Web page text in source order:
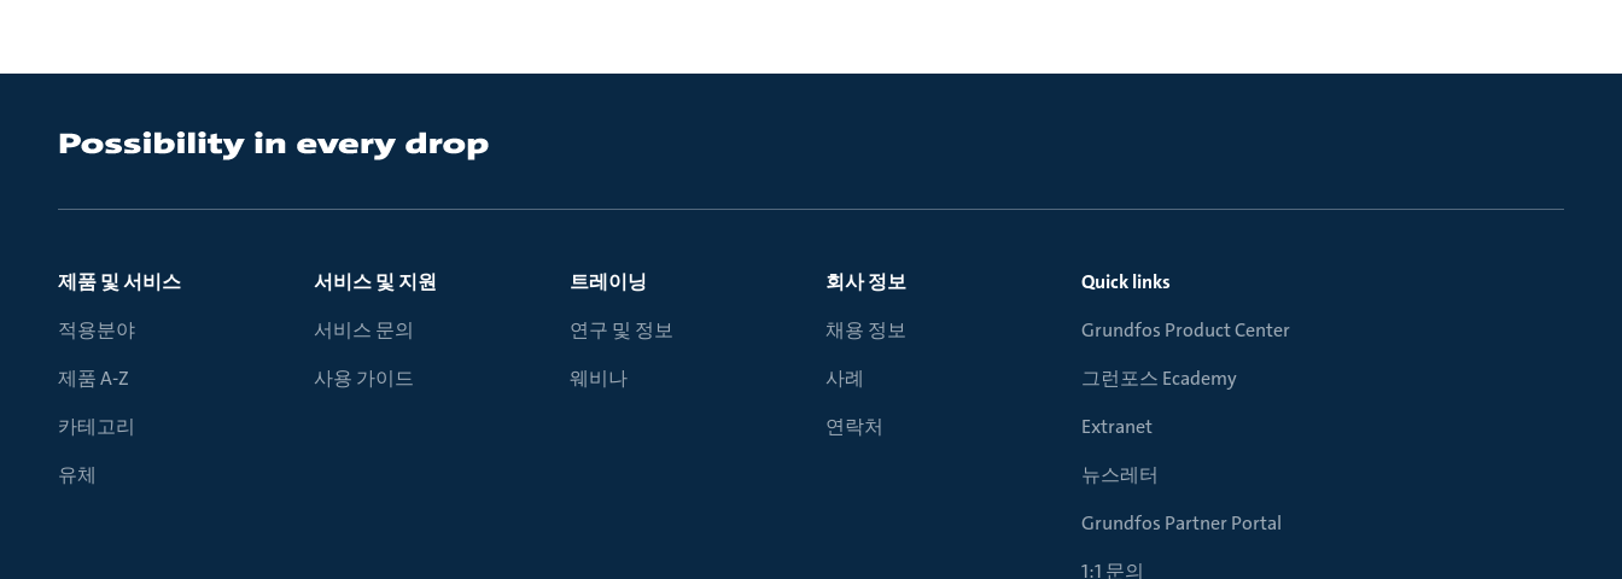
제품 및 서비스
적용분야
제품 A-Z
카테고리
유체
서비스 및 지원
서비스 문의
사용 가이드
트레이닝
연구 및 정보
웨비나
회사 정보
채용 정보
사례
연락처
Quick links
Grundfos Product Center
그런포스 Ecademy
Extranet
뉴스레터
Grundfos Partner Portal
1:1 문의